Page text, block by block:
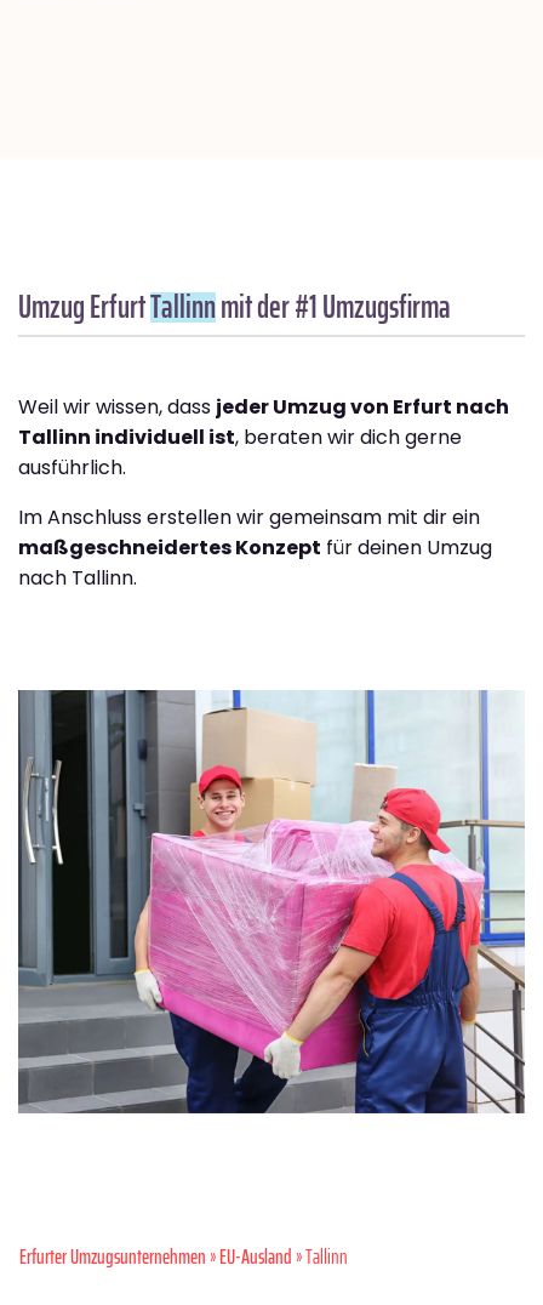
Umzug ErfurtTallinnmit der #1 Umzugsfirma
Weil wir wissen, dass jeder Umzug von Erfurt nach
Tallinn individuell ist, beraten wir dich gerne
ausführlich.
Im Anschluss erstellen wir gemeinsam mit dir ein
maßgeschneidertes Konzept für deinen Umzug
nach Tallinn.
Erfurter Umzugsunternehmen»EU-Ausland» Tallinn